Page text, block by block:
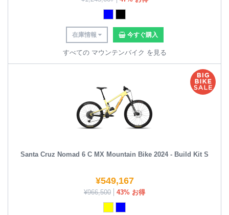
在庫情報 今すぐ購入
すべての マウンテンバイク を見る
Santa Cruz Nomad 6 C MX Mountain Bike 2024 - Build Kit S
¥549,167
¥966,500 43% お得